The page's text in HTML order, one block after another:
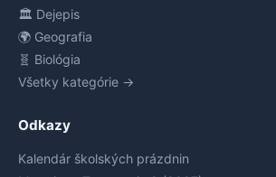
🏛️ Dejepis
🌍 Geografia
🧬 Biológia
Všetky kategórie →
Odkazy
Kalendár školských prázdnin